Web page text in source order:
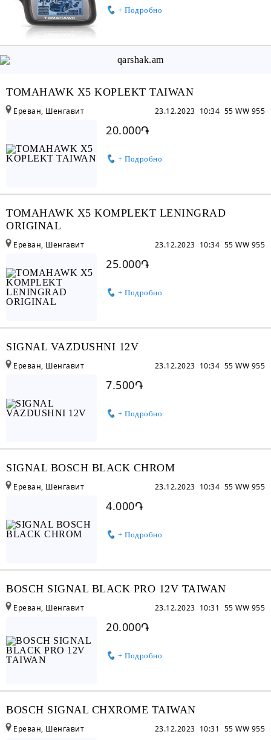
+ Подробно
TOMAHAWK X5 KOPLEKT TAIWAN
20.000֏
+ Подробно
55 WW 955
23.12.2023 10:34
Ереван, Шенгавит
TOMAHAWK X5 KOMPLEKT LENINGRAD
ORIGINAL
25.000֏
+ Подробно
55 WW 955
23.12.2023 10:34
Ереван, Шенгавит
SIGNAL VAZDUSHNI 12V
7.500֏
+ Подробно
55 WW 955
23.12.2023 10:34
Ереван, Шенгавит
SIGNAL BOSCH BLACK CHROM
4.000֏
+ Подробно
55 WW 955
23.12.2023 10:34
Ереван, Шенгавит
BOSCH SIGNAL BLACK PRO 12V TAIWAN
20.000֏
+ Подробно
55 WW 955
23.12.2023 10:31
Ереван, Шенгавит
BOSCH SIGNAL CHXROME TAIWAN
55 WW 955
23.12.2023 10:31
Ереван, Шенгавит